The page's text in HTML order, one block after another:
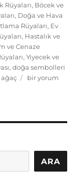
Rüyaları, Böcek ve
, Doğa ve Hava
Rüyaları, Ev
, Hastalık ve
ve Cenaze
,Yiyecek ve
,doğa sembolleri
Rüyada
Yaşam
Tabirleri
için
bir yorum
ARA